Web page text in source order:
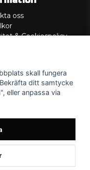
oss
& Cookiespolicy
Garanti
skall fungera
ditt samtycke
eller anpassa via